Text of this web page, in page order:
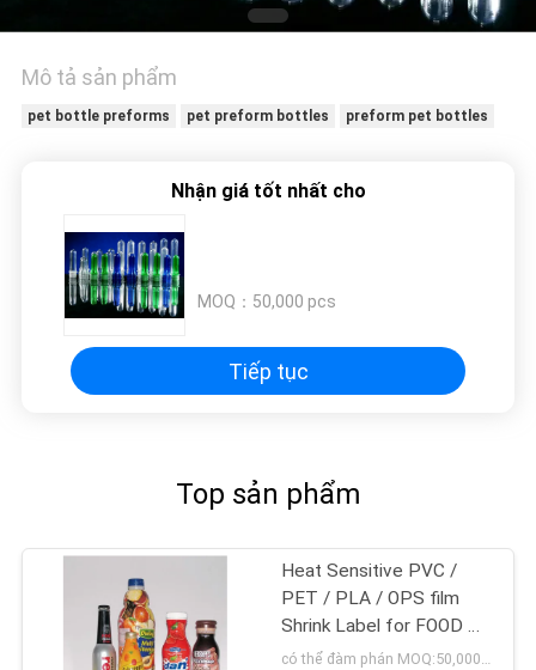
TIN
TỨC
BÁO
PRIVACY
POLICY
Mô tả sản phẩm
pet bottle preforms pet preform bottles preform pet bottles
Nhận giá tốt nhất cho
MOQ： 50,000 pcs
Tiếp tục
Top sản phẩm
Heat Sensitive PVC /
PET / PLA / OPS film
Shrink Label for FOOD &
Beverage
có thể đàm phán MOQ:50,000 pcs